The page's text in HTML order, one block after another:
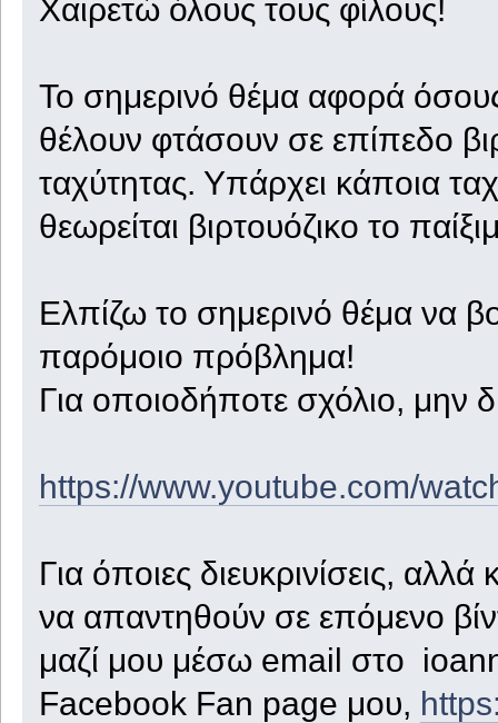
Χαιρετώ όλους τους φίλους!
Το σημερινό θέμα αφορά όσους
θέλουν φτάσουν σε επίπεδο
ταχύτητας. Υπάρχει κάποια
θεωρείται βιρτουόζικο το
Ελπίζω το σημερινό θέμα να
παρόμοιο πρόβλημα!
Για οποιοδήποτε σχόλιο, μην
https://www.youtube.com/
Για όποιες διευκρινίσεις, αλλά
να απαντηθούν σε επόμενο
μαζί μου μέσω email στο
Facebook Fan page μου,